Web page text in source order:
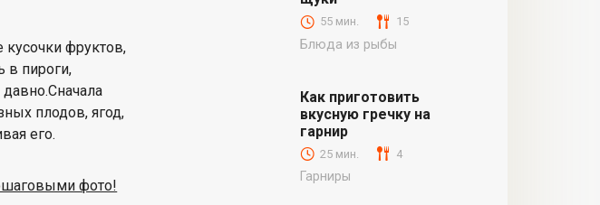
фруктов,
в пироги,
плодов, ягод,
его.
55 мин. 15
Блюда из рыбы
Как приготовить
вкусную гречку на
гарнир
25 мин. 4
Гарниры